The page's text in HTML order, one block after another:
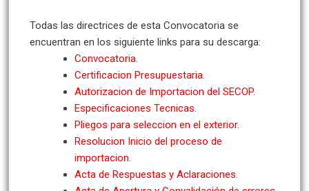
Todas las directrices de esta Convocatoria se
encuentran en los siguiente links para su descarga:
Convocatoria.
Certificacion Presupuestaria.
Autorizacion de Importacion del SECOP.
Especificaciones Tecnicas.
Pliegos para seleccion en el exterior.
Resolucion Inicio del proceso de
importacion.
Acta de Respuestas y Aclaraciones.